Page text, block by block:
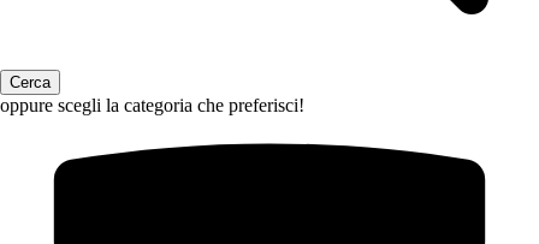
oppure scegli la categoria che preferisci!